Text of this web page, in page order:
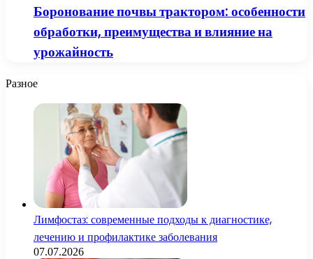
Боронование почвы трактором: особенности
обработки, преимущества и влияние на
урожайность
Разное
Лимфостаз: современные подходы к диагностике,
лечению и профилактике заболевания
07.07.2026